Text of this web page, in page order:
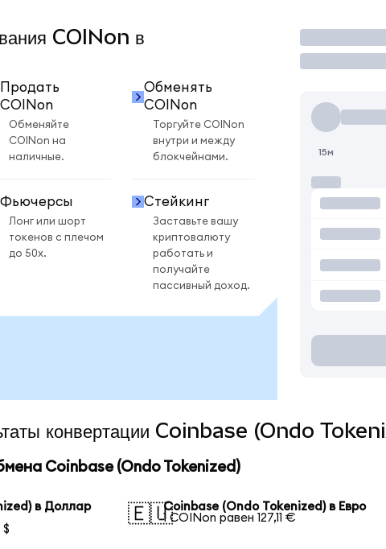
COINon в
Продать
COINon
Обменяйте
COINon на
наличные.
Обменять
COINon
Торгуйте COINon
внутри и между
блокчейнами.
Фьючерсы
Лонг или шорт
токенов с плечом
до 50x.
Стейкинг
Заставьте вашу
криптовалюту
работать и
получайте
пассивный доход.
Торговать
15м
конвертации Coinbase (Ondo
Coinbase (Ondo Tokenized)
в Доллар
$
🇪🇺Coinbase (Ondo Tokenized) в Евро
1 COINon равен 127,11 €